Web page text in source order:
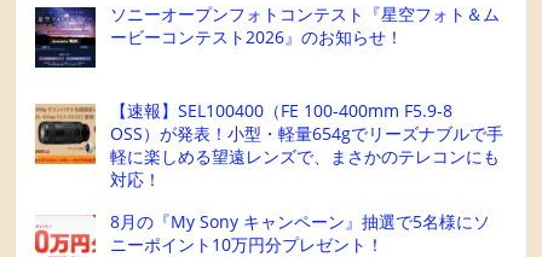
ソニーオープンフォトコンテスト『星空フォト＆ム
ービーコンテスト2026』のお知らせ！
【速報】SEL100400（FE 100-400mm F5.9-8
OSS）が発表！小型・軽量654gでリーズナブルで手
軽に楽しめる望遠レンズで、まさかのテレコンにも
対応！
8月の『My Sony キャンペーン』抽選で5名様にソ
ニーポイント10万円分プレゼント！